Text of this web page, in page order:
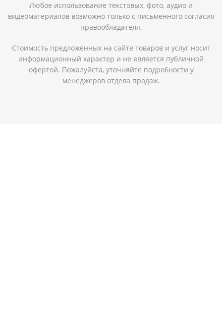
Любое использование текстовых, фото, аудио и
видеоматериалов возможно только с письменного согласия
правообладателя.
Стоимость предложенных на сайте товаров и услуг носит
информационный характер и не является публичной
офертой. Пожалуйста, уточняйте подробности у
менеджеров отдела продаж.